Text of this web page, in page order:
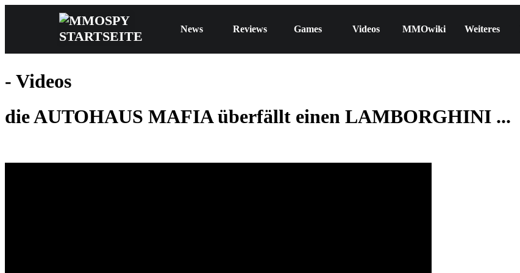
News Reviews Games Videos MMOwiki Weiteres
- Videos
die AUTOHAUS MAFIA überfällt einen LAMBORGHINI ...